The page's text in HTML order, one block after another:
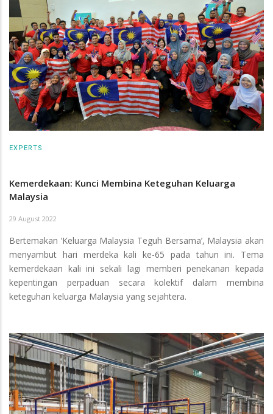
EXPERTS
Kemerdekaan: Kunci Membina Keteguhan Keluarga
Malaysia
29 August 2022
Bertemakan ‘Keluarga Malaysia Teguh Bersama’, Malaysia akan
menyambut hari merdeka kali ke-65 pada tahun ini. Tema
kemerdekaan kali ini sekali lagi memberi penekanan kepada
kepentingan perpaduan secara kolektif dalam membina
keteguhan keluarga Malaysia yang sejahtera.